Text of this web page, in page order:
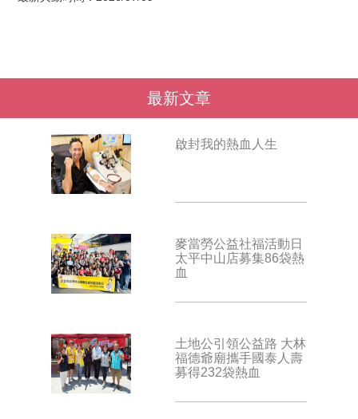
最新文章
啟封我的熱血人生
麥當勞公益社福活動日
太平中山店募集86袋熱
血
土地公引領公益路 大林
福德爺廟攜手國泰人壽
募得232袋熱血